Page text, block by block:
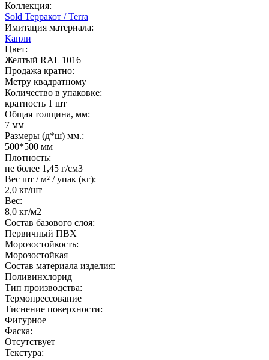
Коллекция:
Sold Терракот / Terra
Имитация материала:
Капли
Цвет:
Желтый RAL 1016
Продажа кратно:
Метру квадратному
Количество в упаковке:
кратность 1 шт
Общая толщина, мм:
7 мм
Размеры (д*ш) мм.:
500*500 мм
Плотность:
не более 1,45 г/см3
Вес шт / м² / упак (кг):
2,0 кг/шт
Вес:
8,0 кг/м2
Состав базового слоя:
Первичный ПВХ
Морозостойкость:
Морозостойкая
Состав материала изделия:
Поливинхлорид
Тип производства:
Термопрессование
Тиснение поверхности:
Фигурное
Фаска:
Отсутствует
Текстура: